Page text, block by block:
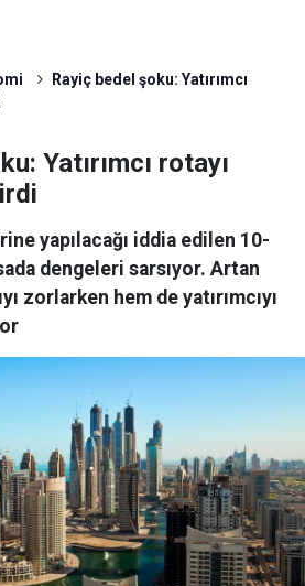
Rayiç bedel şoku: Yatırımcı
Yatırımcı rotayı
yapılacağı iddia edilen 10-
dengeleri sarsıyor. Artan
zorlarken hem de yatırımcıyı